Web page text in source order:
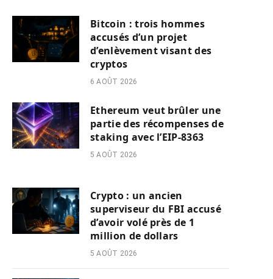
Bitcoin : trois hommes
accusés d’un projet
d’enlèvement visant des
cryptos
6 AOÛT 2026
Ethereum veut brûler une
partie des récompenses de
staking avec l’EIP-8363
5 AOÛT 2026
Crypto : un ancien
superviseur du FBI accusé
d’avoir volé près de 1
million de dollars
5 AOÛT 2026